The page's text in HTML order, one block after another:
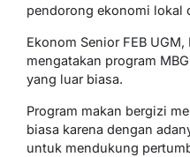
pendorong ekonomi lokal
Ekonom Senior FEB
mengatakan program
yang luar biasa.
Program makan bergizi
biasa karena dengan
untuk mendukung